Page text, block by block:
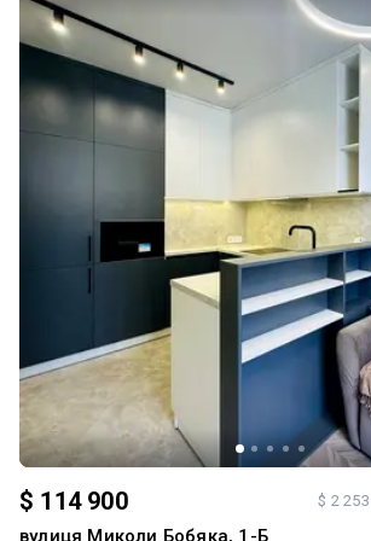
санвузол балкон Для максимального комфорту встановлено: •
газове опалення; • теплу підлогу у кухні,
кімнаті; • усі меблі та побутова техніка
власникам. ЖК GreenLand — один із найпрестижніших житлових
комплексів міста. Закрита доглянута
цегляний будинок, приємне сусідство,
квартира перебуває у власності понад три роки. Район
провулок Університетський.
$ 114 900 $ 2
вулиця Миколи Бобяка, 1-Б